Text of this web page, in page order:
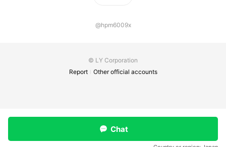
@hpm6009x
© LY Corporation
Report
Other official accounts
Chat